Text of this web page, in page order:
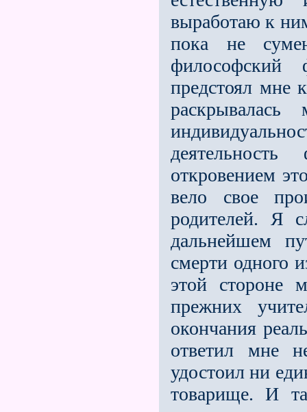
выработаю к
пока не
предстоял мне
откровением
вело свое
родителей. Я
дальнейшем
смерти одного
этой стороне
прежних
окончания
ответил мне
удостоил ни
товарище. И